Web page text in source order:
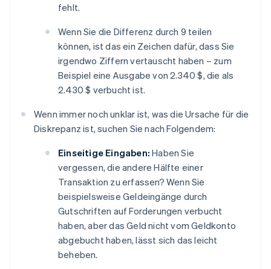
fehlt.
Wenn Sie die Differenz durch 9 teilen
können, ist das ein Zeichen dafür, dass Sie
irgendwo Ziffern vertauscht haben – zum
Beispiel eine Ausgabe von 2.340 $, die als
2.430 $ verbucht ist.
Wenn immer noch unklar ist, was die Ursache für die
Diskrepanz ist, suchen Sie nach Folgendem:
Einseitige Eingaben: Haben Sie
vergessen, die andere Hälfte einer
Transaktion zu erfassen? Wenn Sie
beispielsweise Geldeingänge durch
Gutschriften auf Forderungen verbucht
haben, aber das Geld nicht vom Geldkonto
abgebucht haben, lässt sich das leicht
beheben.